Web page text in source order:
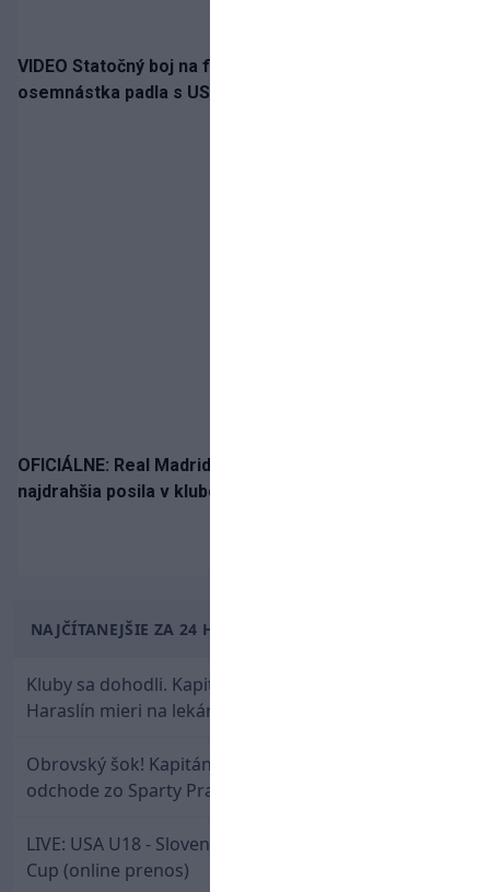
VIDEO Statočný boj na finále nestačil: Slovenská
osemnástka padla s USA a zabojuje o bronz
OFICIÁLNE: Real Madrid rozbil bank. Z Lipska prichádza
najdrahšia posila v klubovej histórii
NAJČÍTANEJŠIE ZA 24 HODÍN
Kluby sa dohodli. Kapitán Sparty Praha Lukáš
Haraslín mieri na lekársku prehliadku
Obrovský šok! Kapitán Lukáš Haraslín je údajne na
odchode zo Sparty Praha
LIVE: USA U18 - Slovensko U18 / Hlinka-Gretzky
Cup (online prenos)